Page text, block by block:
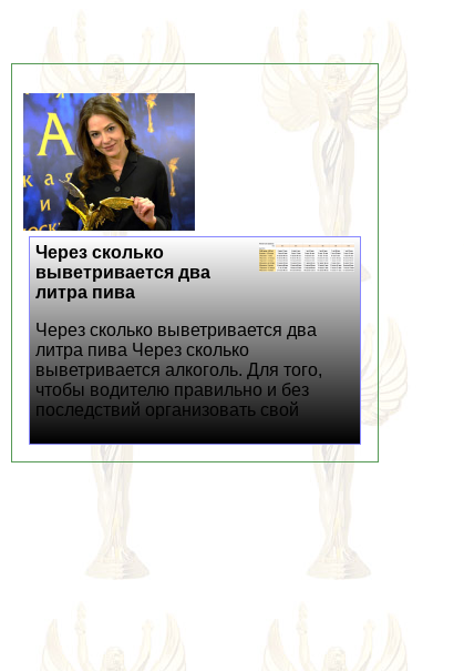
Через сколько
выветривается два
литра пива
Через сколько выветривается два
литра пива Через сколько
выветривается алкоголь. Для того,
чтобы водителю правильно и без
последствий организовать свой